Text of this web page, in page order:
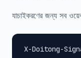
যাচাইকরণের জন্য সব
X-Doitong-